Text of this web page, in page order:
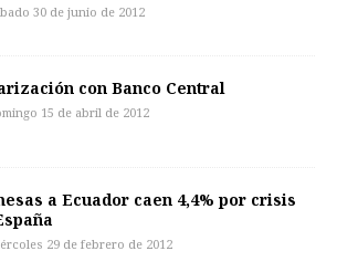
30 de junio de 2012
con Banco Central
15 de abril de 2012
a Ecuador caen 4,4% por crisis
29 de febrero de 2012